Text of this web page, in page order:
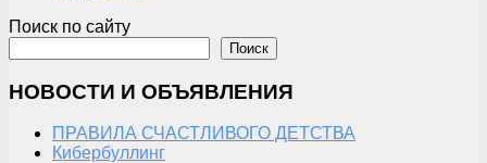
Поиск по сайту
Поиск
НОВОСТИ И ОБЪЯВЛЕНИЯ
ПРАВИЛА СЧАСТЛИВОГО ДЕТСТВА
Кибербуллинг